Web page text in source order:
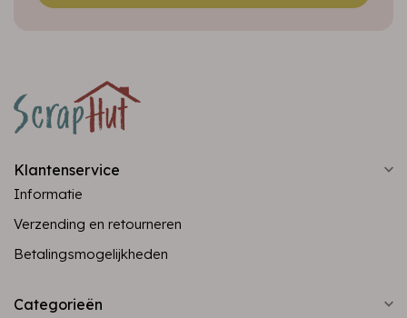
Klantenservice
Informatie
Verzending en retourneren
Betalingsmogelijkheden
Categorieën